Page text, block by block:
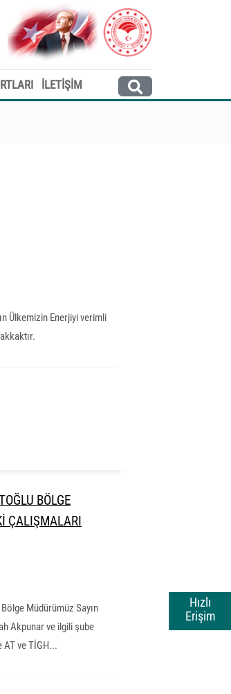
Hızlı
Erişim
İLETİŞİM
Ülkemizin Enerjiyi verimli
BÖLGE
ÇALIŞMALARI
Müdürümüz Sayın
Akpunar ve ilgili şube
ve TİGH...